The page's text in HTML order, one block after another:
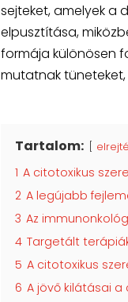
sejteket, amelyek a
elpusztítása,
formája különösen
mutatnak tüneteket,
Tartalom:
1 A citotoxikus
2 A legújabb
3 Az
4 Targetált
5 A citotoxikus
6 A jövő kilátásai